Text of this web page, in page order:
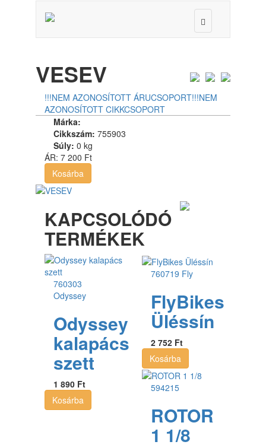
Toggle
navigation
VESEV
!!!NEM AZONOSÍTOTT ÁRUCSOPORT!!!NEM
AZONOSÍTOTT CIKKCSOPORT
Márka:
Cikkszám: 755903
Súly: 0 kg
ÁR: 7 200 Ft
Kosárba
KAPCSOLÓDÓ
TERMÉKEK
760303
Odyssey
Odyssey
kalapács
szett
1 890 Ft
Kosárba
760719 Fly
FlyBikes
Üléssín
2 752 Ft
Kosárba
594215
ROTOR
1 1/8